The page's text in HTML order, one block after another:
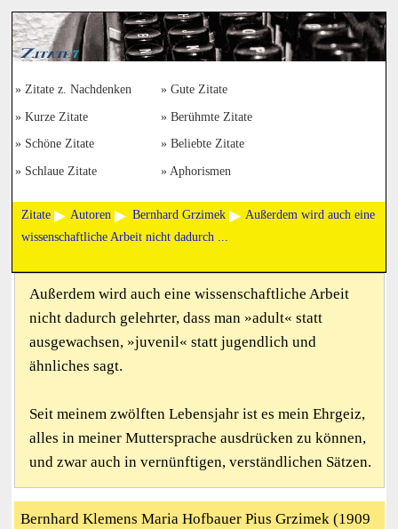
Zitate z. Nachdenken Gute Zitate
Kurze Zitate Berühmte Zitate
Schöne Zitate Beliebte Zitate
Schlaue Zitate Aphorismen
Zitate Autoren Bernhard Grzimek
Außerdem wird auch eine
wissenschaftliche Arbeit nicht dadurch ...
Außerdem wird auch eine wissenschaftliche Arbeit
nicht dadurch gelehrter, dass man »adult« statt
ausgewachsen, »juvenil« statt jugendlich und
ähnliches sagt.
Seit meinem zwölften Lebensjahr ist es mein Ehrgeiz,
alles in meiner Muttersprache ausdrücken zu können,
und zwar auch in vernünftigen, verständlichen Sätzen.
Bernhard Klemens Maria Hofbauer Pius Grzimek (1909